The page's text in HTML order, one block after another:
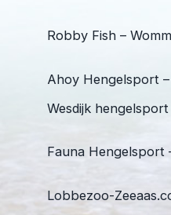
Robby Fish –
Ahoy Hengelsport
Wesdijk
Fauna Hengelsport
Lobbezoo-